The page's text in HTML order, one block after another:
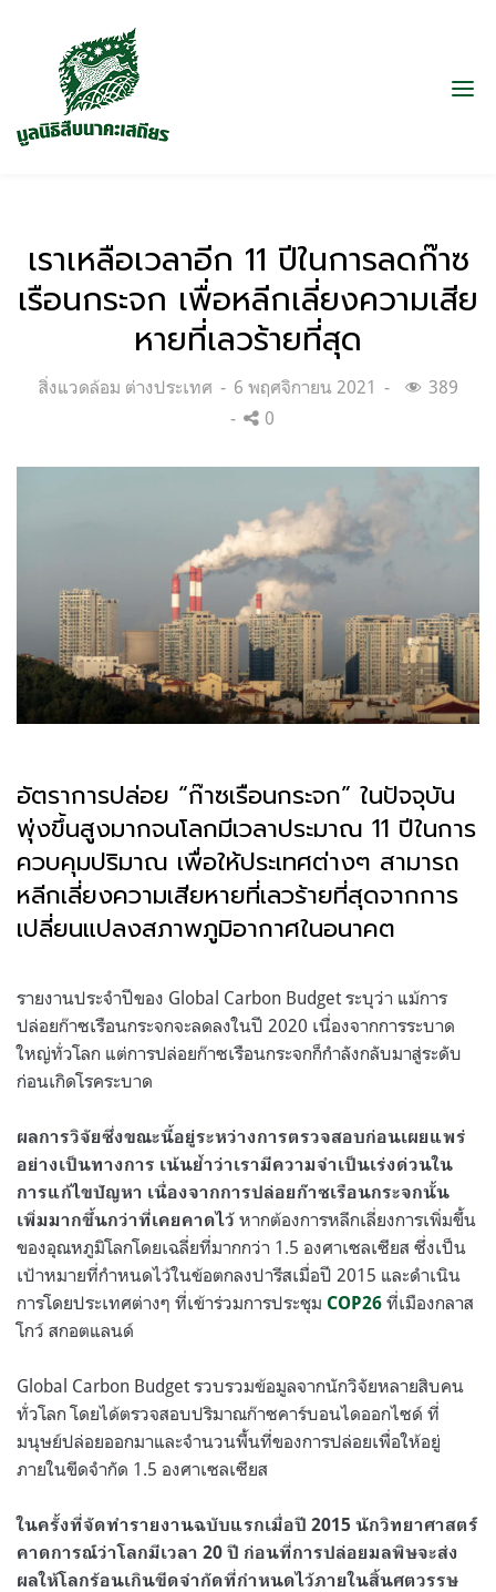
เราเหลือเวลาอีก 11 ปีในการลดก๊าซ
เรือนกระจก เพื่อหลีกเลี่ยงความเสีย
หายที่เลวร้ายที่สุด
Categories:
สิ่งแวดล้อม ต่างประเทศ
Posted
on
6 พฤศจิกายน 2021
389
0
อัตราการปล่อย “ก๊าซเรือนกระจก” ในปัจจุบัน
พุ่งขึ้นสูงมากจนโลกมีเวลาประมาณ 11 ปีในการ
ควบคุมปริมาณ เพื่อให้ประเทศต่างๆ สามารถ
หลีกเลี่ยงความเสียหายที่เลวร้ายที่สุดจากการ
เปลี่ยนแปลงสภาพภูมิอากาศในอนาคต
รายงานประจำปีของ Global Carbon Budget ระบุว่า แม้การ
ปล่อยก๊าซเรือนกระจกจะลดลงในปี 2020 เนื่องจากการระบาด
ใหญ่ทั่วโลก แต่การปล่อยก๊าซเรือนกระจกก็กำลังกลับมาสู่ระดับ
ก่อนเกิดโรคระบาด
ผลการวิจัยซึ่งขณะนี้อยู่ระหว่างการตรวจสอบก่อนเผยแพร่
อย่างเป็นทางการ เน้นย้ำว่าเรามีความจำเป็นเร่งด่วนใน
การแก้ไขปัญหา เนื่องจากการปล่อยก๊าซเรือนกระจกนั้น
เพิ่มมากขึ้นกว่าที่เคยคาดไว้ หากต้องการหลีกเลี่ยงการเพิ่มขึ้น
ของอุณหภูมิโลกโดยเฉลี่ยที่มากกว่า 1.5 องศาเซลเซียส ซึ่งเป็น
เป้าหมายที่กำหนดไว้ในข้อตกลงปารีสเมื่อปี 2015 และดำเนิน
การโดยประเทศต่างๆ ที่เข้าร่วมการประชุม COP26 ที่เมืองกลาส
โกว์ สกอตแลนด์
Global Carbon Budget รวบรวมข้อมูลจากนักวิจัยหลายสิบคน
ทั่วโลก โดยได้ตรวจสอบปริมาณก๊าซคาร์บอนไดออกไซด์ ที่
มนุษย์ปล่อยออกมาและจำนวนพื้นที่ของการปล่อยเพื่อให้อยู่
ภายในขีดจำกัด 1.5 องศาเซลเซียส
ในครั้งที่จัดทำรายงานฉบับแรกเมื่อปี 2015 นักวิทยาศาสตร์
คาดการณ์ว่าโลกมีเวลา 20 ปี ก่อนที่การปล่อยมลพิษจะส่ง
ผลให้โลกร้อนเกินขีดจำกัดที่กำหนดไว้ภายในสิ้นศตวรรษ